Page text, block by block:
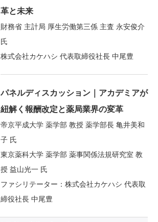
革と未来
財務省 主計局 厚生労働第三係 主査 永安俊介
氏
株式会社カケハシ 代表取締役社長 中尾豊
パネルディスカッション｜アカデミアが
紐解く報酬改定と薬局業界の変革
帝京平成大学 薬学部 教授 薬学部長 亀井美和
子 氏
東京薬科大学 薬学部 薬事関係法規研究室 教
授 益山光一 氏
ファシリテーター：株式会社カケハシ 代表取
締役社長 中尾豊